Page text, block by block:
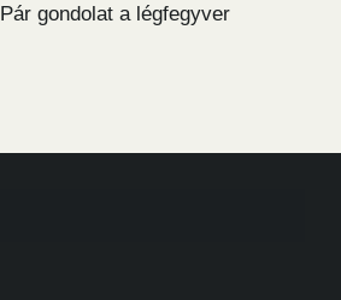
Pár gondolat a légfegyver